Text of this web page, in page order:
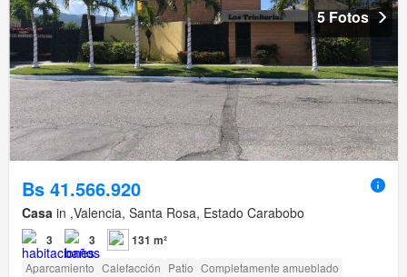
5 Fotos
Bs 41.566.920
Casa in ,Valencia, Santa Rosa, Estado Carabobo
3 3 131 m²
Aparcamiento Calefacción Patio Completamente amueblado